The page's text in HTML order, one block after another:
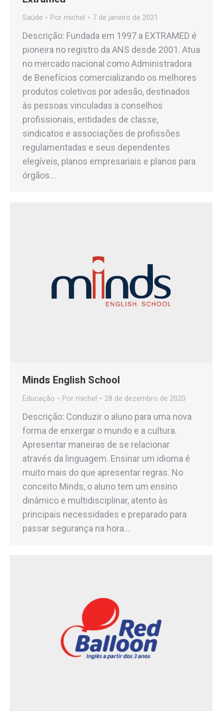
Saúde Por michel 7 de janeiro de 2021
Descrição: Fundada em 1997 a EXTRAMED é
pioneira no registro da ANS desde 2001. Atua
no mercado nacional como Administradora
de Benefícios comercializando os melhores
produtos coletivos por adesão, destinados
às pessoas vinculadas a conselhos
profissionais, entidades de classe,
sindicatos e associações de profissões
regulamentadas e seus dependentes
elegíveis, planos empresariais e planos para
órgãos…
Minds English School
Educação Por michel 28 de dezembro de 2020
Descrição: Conduzir o aluno para uma nova
forma de enxergar o mundo e a cultura.
Apresentar maneiras de se relacionar
através da linguagem. Ensinar um idioma é
muito mais do que apresentar regras. No
conceito Minds, o aluno tem um ensino
dinâmico e multidisciplinar, atento às
principais necessidades e preparado para
passar segurança na hora…